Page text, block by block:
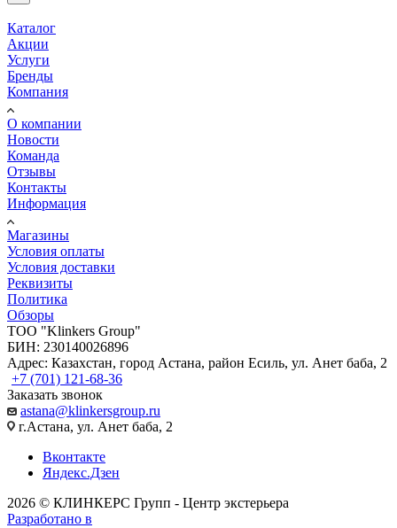
Каталог
Акции
Услуги
Бренды
Компания
О компании
Новости
Команда
Отзывы
Контакты
Информация
Магазины
Условия оплаты
Условия доставки
Реквизиты
Политика
Обзоры
TOO "Klinkers Group"
БИН: 230140026896
Адрес: Казахстан, город Астана, район Есиль, ул. Анет баба, 2
+7 (701) 121-68-36
Заказать звонок
astana@klinkersgroup.ru
г.Астана, ул. Анет баба, 2
Вконтакте
Яндекс.Дзен
2026 © КЛИНКЕРС Групп - Центр экстерьера
Разработано в